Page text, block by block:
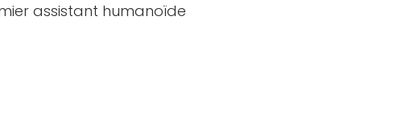
assistant humanoïde